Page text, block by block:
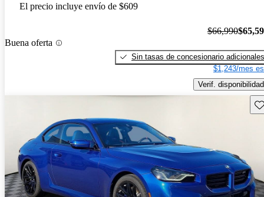
El precio incluye envío de $609
Buena oferta
$66,990
Sin tasas de concesionario adicionales
$1,243/mes
Verif. disponibilidad